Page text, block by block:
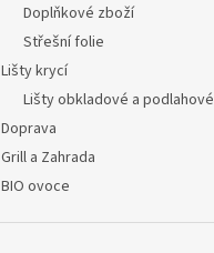
Doplňkové zboží
Střešní folie
Lišty krycí
Lišty obkladové a podlahové
Doprava
Grill a Zahrada
BIO ovoce